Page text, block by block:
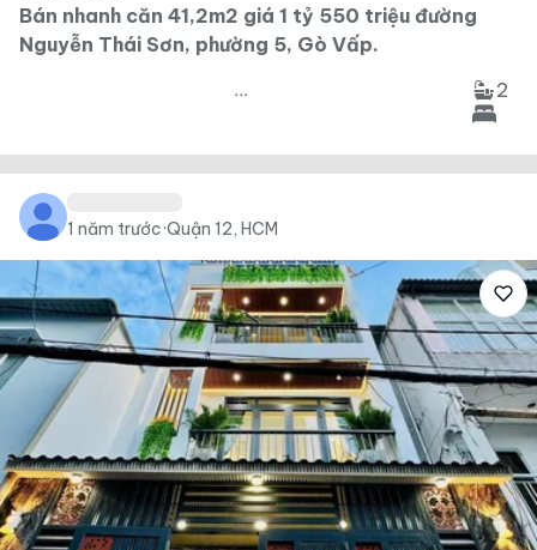
Bán nhanh căn 41,2m2 giá 1 tỷ 550 triệu đường
Nguyễn Thái Sơn, phường 5, Gò Vấp.
... 2
1 năm trước·Quận 12, HCM